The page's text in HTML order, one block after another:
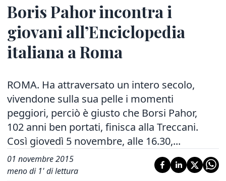
Boris Pahor incontra i
giovani all’Enciclopedia
italiana a Roma
ROMA. Ha attraversato un intero secolo,
vivendone sulla sua pelle i momenti
peggiori, perciò è giusto che Borsi Pahor,
102 anni ben portati, finisca alla Treccani.
Così giovedì 5 novembre, alle 16.30,...
01 novembre 2015
meno di 1' di lettura